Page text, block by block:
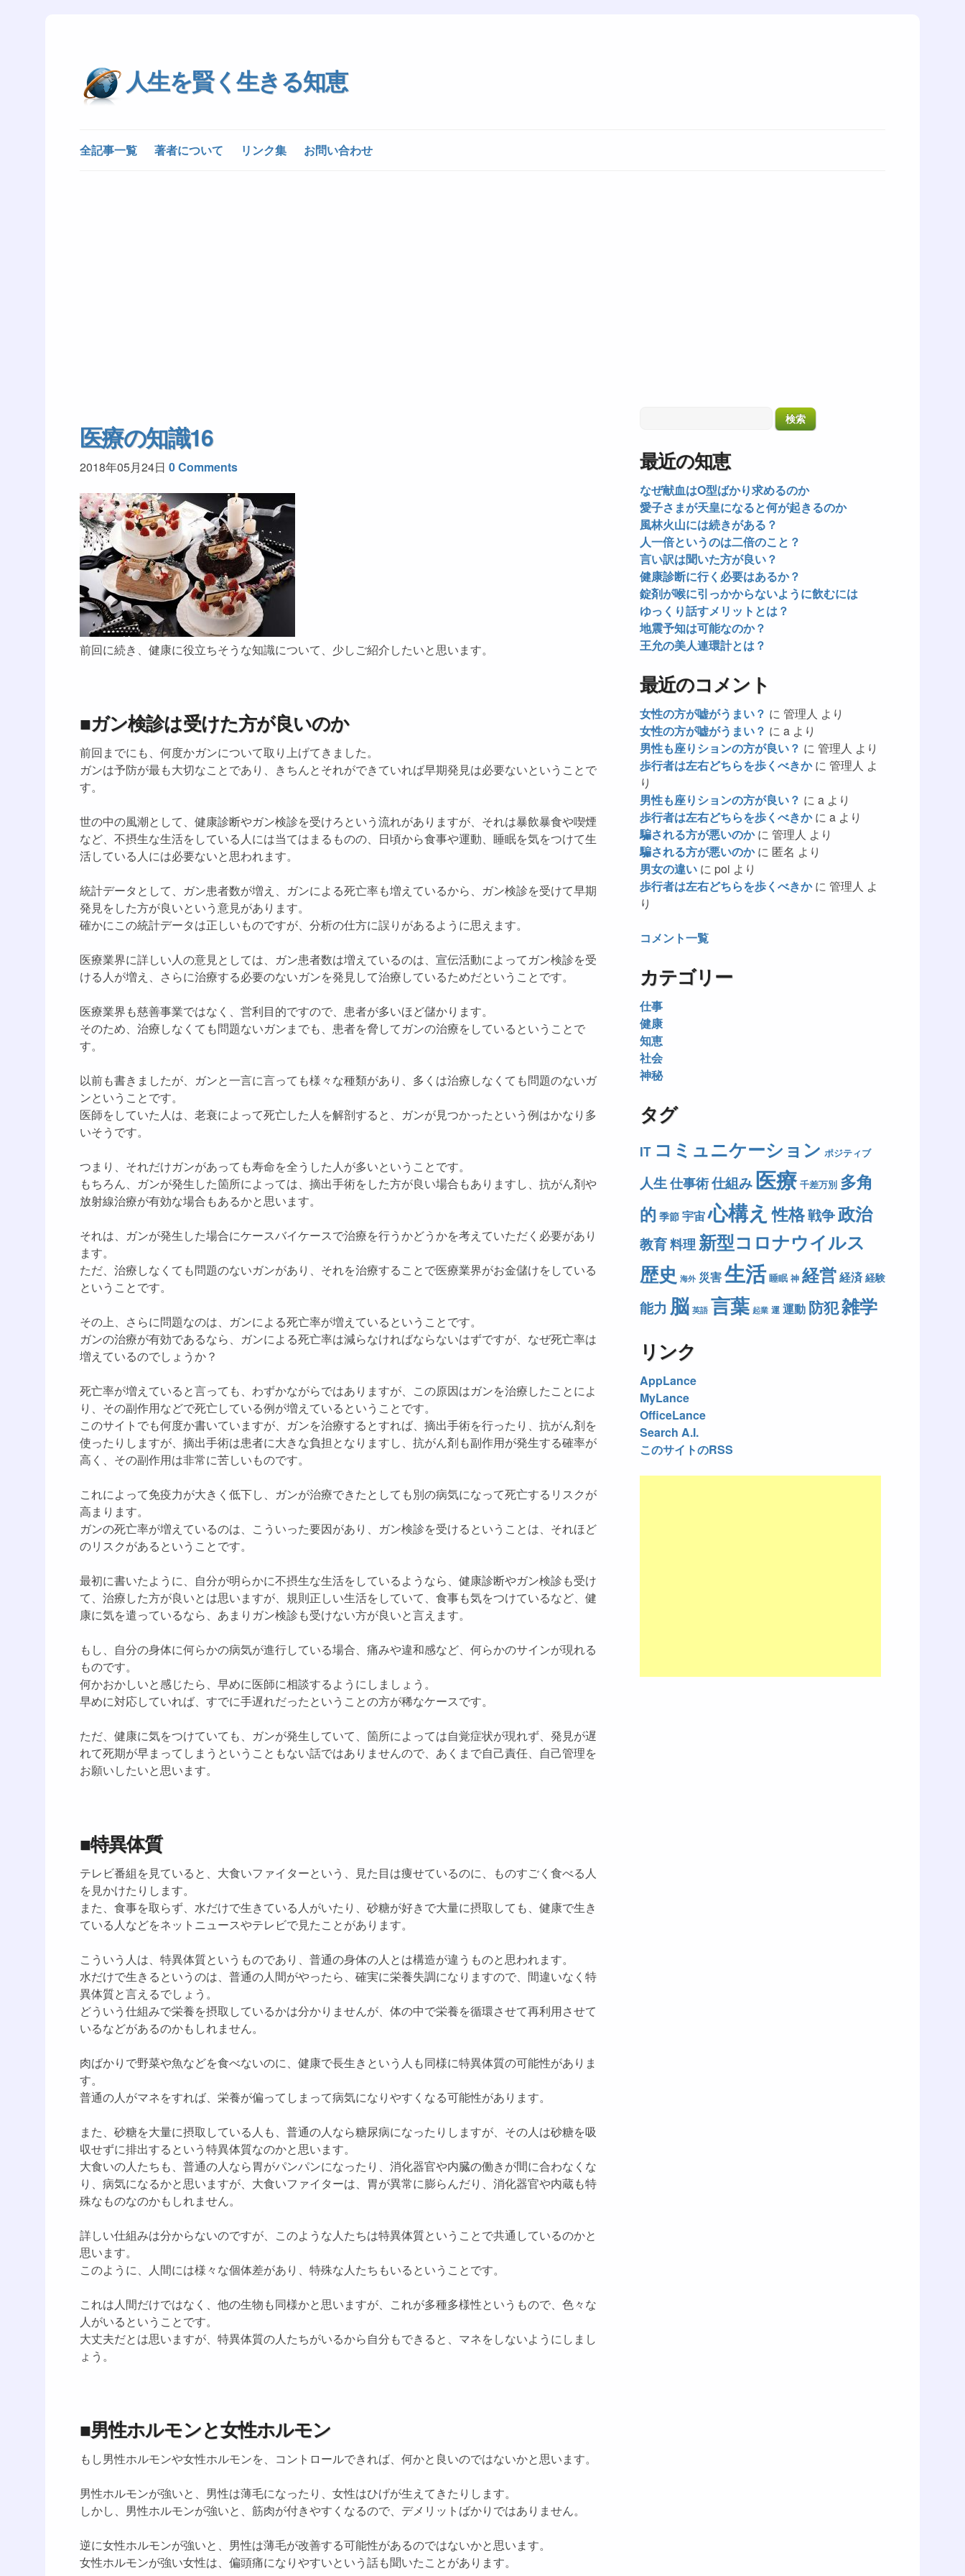
人生を賢く生きる知恵
全記事一覧 著者について リンク集 お問い合わせ
医療の知識16
2018年05月24日 0 Comments
前回に続き、健康に役立ちそうな知識について、少しご紹介したいと思います。
■ガン検診は受けた方が良いのか
前回までにも、何度かガンについて取り上げてきました。
ガンは予防が最も大切なことであり、きちんとそれができていれば早期発見は必要ないということで
す。
世の中の風潮として、健康診断やガン検診を受けろという流れがありますが、それは暴飲暴食や喫煙
など、不摂生な生活をしている人には当てはまるものの、日頃から食事や運動、睡眠を気をつけて生
活している人には必要ないと思われます。
統計データとして、ガン患者数が増え、ガンによる死亡率も増えているから、ガン検診を受けて早期
発見をした方が良いという意見があります。
確かにこの統計データは正しいものですが、分析の仕方に誤りがあるように思えます。
医療業界に詳しい人の意見としては、ガン患者数は増えているのは、宣伝活動によってガン検診を受
ける人が増え、さらに治療する必要のないガンを発見して治療しているためだということです。
医療業界も慈善事業ではなく、営利目的ですので、患者が多いほど儲かります。
そのため、治療しなくても問題ないガンまでも、患者を脅してガンの治療をしているということで
す。
以前も書きましたが、ガンと一言に言っても様々な種類があり、多くは治療しなくても問題のないガ
ンということです。
医師をしていた人は、老衰によって死亡した人を解剖すると、ガンが見つかったという例はかなり多
いそうです。
つまり、それだけガンがあっても寿命を全うした人が多いということです。
もちろん、ガンが発生した箇所によっては、摘出手術をした方が良い場合もありますし、抗がん剤や
放射線治療が有効な場合もあるかと思います。
それは、ガンが発生した場合にケースバイケースで治療を行うかどうかを考えていただく必要があり
ます。
ただ、治療しなくても問題のないガンがあり、それを治療することで医療業界がお金儲けをしている
ということです。
その上、さらに問題なのは、ガンによる死亡率が増えているということです。
ガンの治療が有効であるなら、ガンによる死亡率は減らなければならないはずですが、なぜ死亡率は
増えているのでしょうか？
死亡率が増えていると言っても、わずかながらではありますが、この原因はガンを治療したことによ
り、その副作用などで死亡している例が増えているということです。
このサイトでも何度か書いていますが、ガンを治療するとすれば、摘出手術を行ったり、抗がん剤を
使ったりしますが、摘出手術は患者に大きな負担となりますし、抗がん剤も副作用が発生する確率が
高く、その副作用は非常に苦しいものです。
これによって免疫力が大きく低下し、ガンが治療できたとしても別の病気になって死亡するリスクが
高まります。
ガンの死亡率が増えているのは、こういった要因があり、ガン検診を受けるということは、それほど
のリスクがあるということです。
最初に書いたように、自分が明らかに不摂生な生活をしているようなら、健康診断やガン検診も受け
て、治療した方が良いとは思いますが、規則正しい生活をしていて、食事も気をつけているなど、健
康に気を遣っているなら、あまりガン検診も受けない方が良いと言えます。
もし、自分の身体に何らかの病気が進行している場合、痛みや違和感など、何らかのサインが現れる
ものです。
何かおかしいと感じたら、早めに医師に相談するようにしましょう。
早めに対応していれば、すでに手遅れだったということの方が稀なケースです。
ただ、健康に気をつけていても、ガンが発生していて、箇所によっては自覚症状が現れず、発見が遅
れて死期が早まってしまうということもない話ではありませんので、あくまで自己責任、自己管理を
お願いしたいと思います。
■特異体質
テレビ番組を見ていると、大食いファイターという、見た目は痩せているのに、ものすごく食べる人
を見かけたりします。
また、食事を取らず、水だけで生きている人がいたり、砂糖が好きで大量に摂取しても、健康で生き
ている人などをネットニュースやテレビで見たことがあります。
こういう人は、特異体質というものであり、普通の身体の人とは構造が違うものと思われます。
水だけで生きるというのは、普通の人間がやったら、確実に栄養失調になりますので、間違いなく特
異体質と言えるでしょう。
どういう仕組みで栄養を摂取しているかは分かりませんが、体の中で栄養を循環させて再利用させて
いるなどがあるのかもしれません。
肉ばかりで野菜や魚などを食べないのに、健康で長生きという人も同様に特異体質の可能性がありま
す。
普通の人がマネをすれば、栄養が偏ってしまって病気になりやすくなる可能性があります。
また、砂糖を大量に摂取している人も、普通の人なら糖尿病になったりしますが、その人は砂糖を吸
収せずに排出するという特異体質なのかと思います。
大食いの人たちも、普通の人なら胃がパンパンになったり、消化器官や内臓の働きが間に合わなくな
り、病気になるかと思いますが、大食いファイターは、胃が異常に膨らんだり、消化器官や内蔵も特
殊なものなのかもしれません。
詳しい仕組みは分からないのですが、このような人たちは特異体質ということで共通しているのかと
思います。
このように、人間には様々な個体差があり、特殊な人たちもいるということです。
これは人間だけではなく、他の生物も同様かと思いますが、これが多種多様性というもので、色々な
人がいるということです。
大丈夫だとは思いますが、特異体質の人たちがいるから自分もできると、マネをしないようにしまし
ょう。
■男性ホルモンと女性ホルモン
もし男性ホルモンや女性ホルモンを、コントロールできれば、何かと良いのではないかと思います。
男性ホルモンが強いと、男性は薄毛になったり、女性はひげが生えてきたりします。
しかし、男性ホルモンが強いと、筋肉が付きやすくなるので、デメリットばかりではありません。
逆に女性ホルモンが強いと、男性は薄毛が改善する可能性があるのではないかと思います。
女性ホルモンが強い女性は、偏頭痛になりやすいという話も聞いたことがあります。
最近の知恵
なぜ献血はO型ばかり求めるのか
愛子さまが天皇になると何が起きるのか
風林火山には続きがある？
人一倍というのは二倍のこと？
言い訳は聞いた方が良い？
健康診断に行く必要はあるか？
錠剤が喉に引っかからないように飲むには
ゆっくり話すメリットとは？
地震予知は可能なのか？
王允の美人連環計とは？
最近のコメント
女性の方が嘘がうまい？ に 管理人 より
女性の方が嘘がうまい？ に a より
男性も座りションの方が良い？ に 管理人 より
歩行者は左右どちらを歩くべきかに 管理人 よ
り
男性も座りションの方が良い？ に a より
歩行者は左右どちらを歩くべきかに a より
騙される方が悪いのかに 管理人 より
騙される方が悪いのかに 匿名 より
男女の違い に poi より
歩行者は左右どちらを歩くべきかに 管理人 よ
り
コメント一覧
カテゴリー
仕事
健康
知恵
社会
神秘
タグ
IT コミュニケーション ポジティブ
人生仕事術仕組み医療 千差万別 多角
的 季節 宇宙心構え 性格戦争政治
教育料理 新型コロナウイルス
歴史 海外 災害生活 睡眠 神 経営経済 経験
能力 脳 英語 言葉 起業 運 運動 防犯雑学
リンク
AppLance
MyLance
OfficeLance
Search A.I.
このサイトのRSS